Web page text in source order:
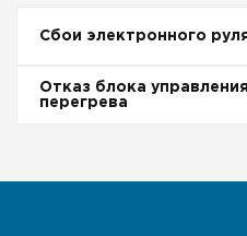
Сбои электронного
Отказ блока
перегрева